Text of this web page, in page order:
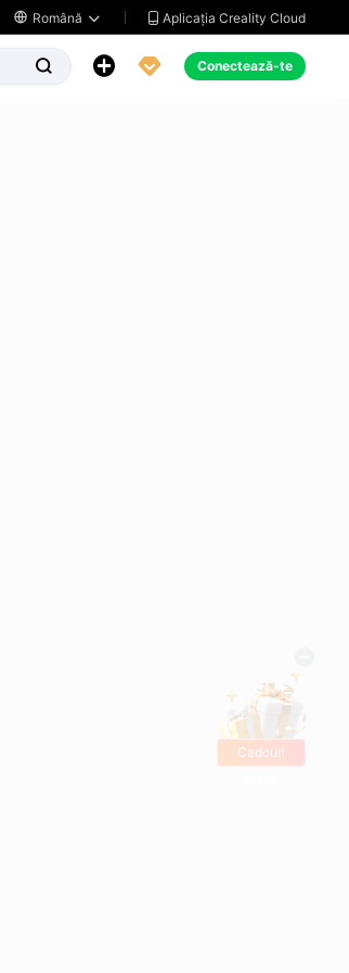
 Română   Aplicația Creality Cloud
   Conectează-te
Cadouri